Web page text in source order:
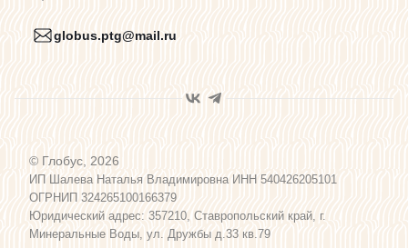
Пользовательское соглашение
Программа лояльности
Карта сайта
globus.ptg@mail.ru
© Глобус, 2026
ИП Шалева Наталья Владимировна ИНН 540426205101
ОГРНИП 324265100166379
Юридический адрес: 357210, Ставропольский край, г.
Минеральные Воды, ул. Дружбы д.33 кв.79